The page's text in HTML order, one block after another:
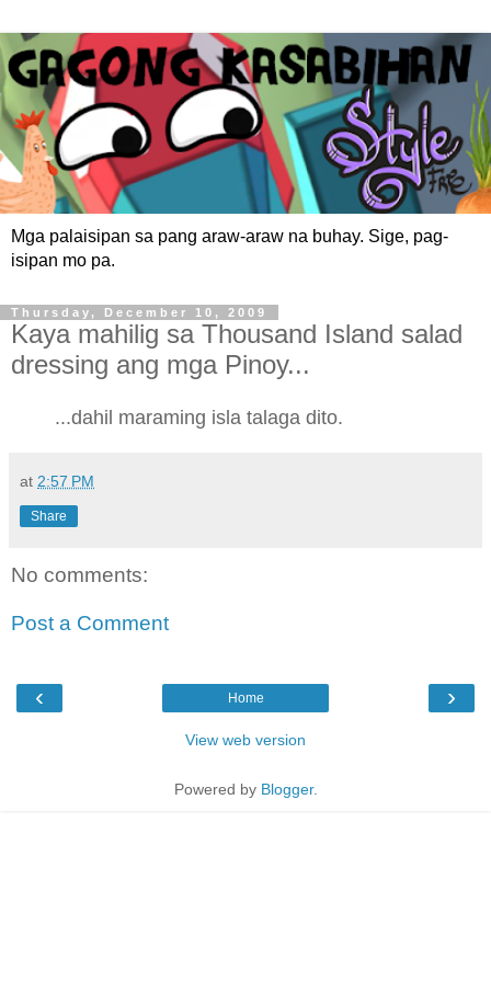
Mga palaisipan sa pang araw-araw na buhay. Sige, pag-
isipan mo pa.
Thursday, December 10, 2009
Kaya mahilig sa Thousand Island salad
dressing ang mga Pinoy...
...dahil maraming isla talaga dito.
at 2:57 PM
Share
No comments:
Post a Comment
‹ ›
Home
View web version
Powered by Blogger.